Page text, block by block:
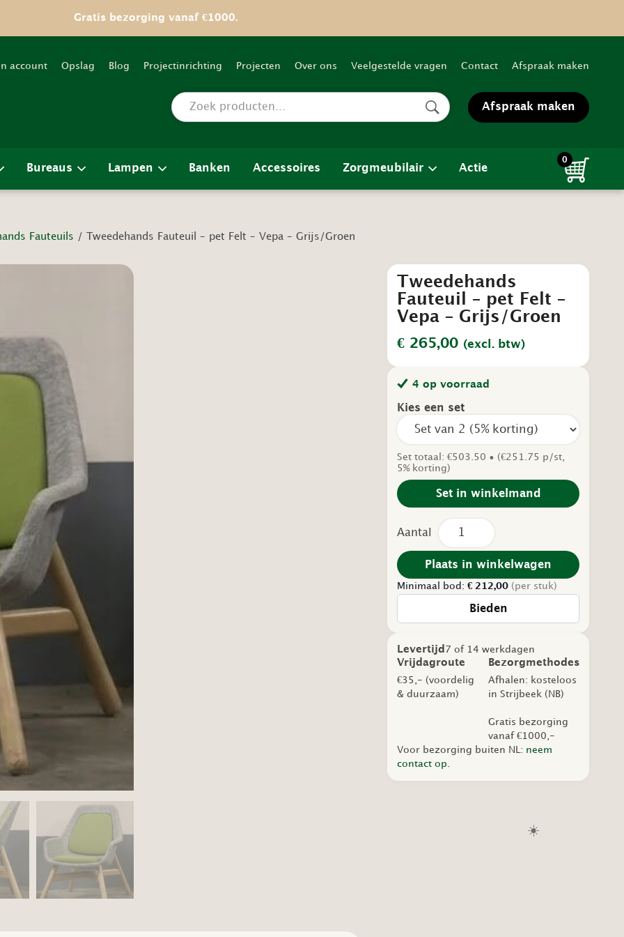
Gratis bezorging vanaf €1000.
Bureaus Lampen Banken Accessoires Zorgmeubilair Actie
account Opslag Blog Projectinrichting Projecten Over ons Veelgestelde vragen Contact Afspraak maken
Afspraak maken
0
Fauteuils / Tweedehands Fauteuil – pet Felt – Vepa – Grijs/Groen
Tweedehands
Fauteuil – pet Felt –
Vepa – Grijs/Groen
€ 265,00 (excl. btw)
4 op voorraad
Kies een set
Set totaal: €503.50 • (€251.75 p/st,
5% korting)
Set in winkelmand
Tweedehands
Fauteuil
-
pet
-
Grijs/Groen
Plaats in winkelwagen
Minimaal bod: € 212,00 (per stuk)
Bieden
Levertijd 7 of 14 werkdagen
Vrijdagroute
€35,- (voordelig
& duurzaam)
Bezorgmethodes
Afhalen: kosteloos
in Strijbeek (NB)
Gratis bezorging
vanaf €1000,-
Voor bezorging buiten NL: neem
contact op.
☀️